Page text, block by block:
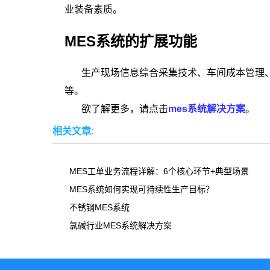
业装备素质。
MES系统的扩展功能
生产现场信息综合采集技术、车间成本管
等。
欲了解更多，请点击mes系统解决方案。
相关文章:
MES工单业务流程详解：6个核心环节+典型场景
MES系统如何实现可持续性生产目标？
不锈钢MES系统
氯碱行业MES系统解决方案